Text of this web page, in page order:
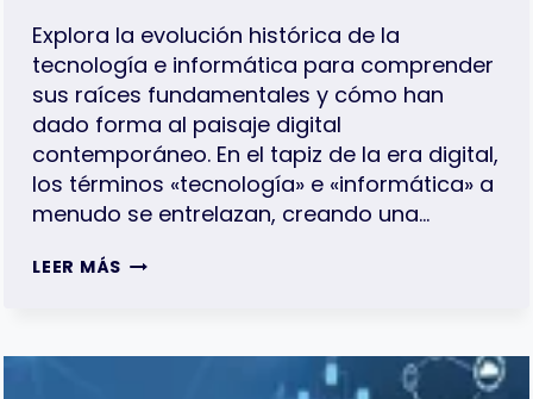
Explora la evolución histórica de la
tecnología e informática para comprender
sus raíces fundamentales y cómo han
dado forma al paisaje digital
contemporáneo. En el tapiz de la era digital,
los términos «tecnología» e «informática» a
menudo se entrelazan, creando una…
LEER MÁSRASTREANDO
DE